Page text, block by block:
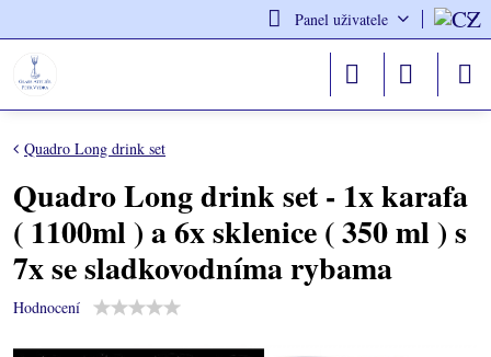
Panel uživatele
Quadro Long drink set
Quadro Long drink set - 1x karafa
( 1100ml ) a 6x sklenice ( 350 ml ) s
7x se sladkovodníma rybama
Hodnocení